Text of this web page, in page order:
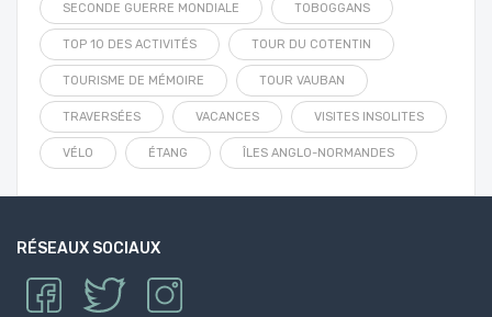
SECONDE GUERRE MONDIALE TOBOGGANS
TOP 10 DES ACTIVITÉS TOUR DU COTENTIN
TOURISME DE MÉMOIRE TOUR VAUBAN
TRAVERSÉES VACANCES VISITES INSOLITES
VÉLO ÉTANG ÎLES ANGLO-NORMANDES
RÉSEAUX SOCIAUX